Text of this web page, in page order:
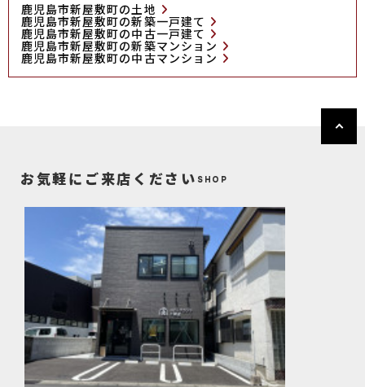
鹿児島市新屋敷町の土地
鹿児島市新屋敷町の新築一戸建て
鹿児島市新屋敷町の中古一戸建て
鹿児島市新屋敷町の新築マンション
鹿児島市新屋敷町の中古マンション
お気軽にご来店ください SHOP